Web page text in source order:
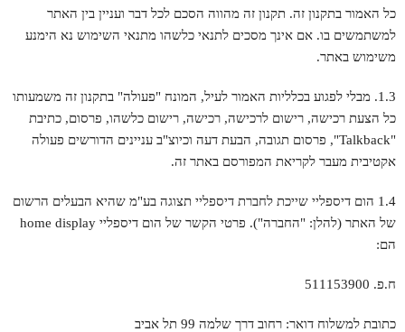
כל האמור בתקנון זה. תקנון זה מהווה הסכם לכל דבר ועניין בין האתר
למשתמשים בו. אם אינך מסכים לתנאי כלשהו מתנאי השימוש נא הימנע
משימוש באתר.
1.3. מבלי לפגוע בכלליות האמור לעיל, המונח "פעולה" בתקנון זה משמעותו
כל הצעת רכישה, רישום לרכישה, רכישה, רישום כלשהו, פרסום, כתיבת
"Talkback", פרסום תגובה, הבעת דעה וכיוצ"ב עניינים הדורשים פעולה
אקטיבית מעבר לקריאת המפורסם באתר זה.
1.4 הום דיספליי שייכת לחברת דיספליי תצוגה בע"מ שהיא הבעלים הרשום
של האתר (להלן: "החברה"). פרטי הקשר של הום דיספליי home display
הם:
ח.פ. 511153900
כתובת למשלוח דואר: רחוב דרך שלמה 99 תל אביב